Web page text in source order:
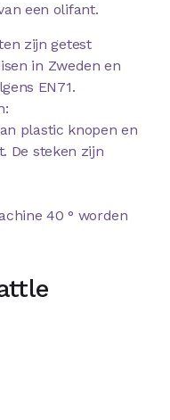
een olifant.
zijn getest
in Zweden en
EN71.
plastic knopen en
De steken zijn
40 ° worden